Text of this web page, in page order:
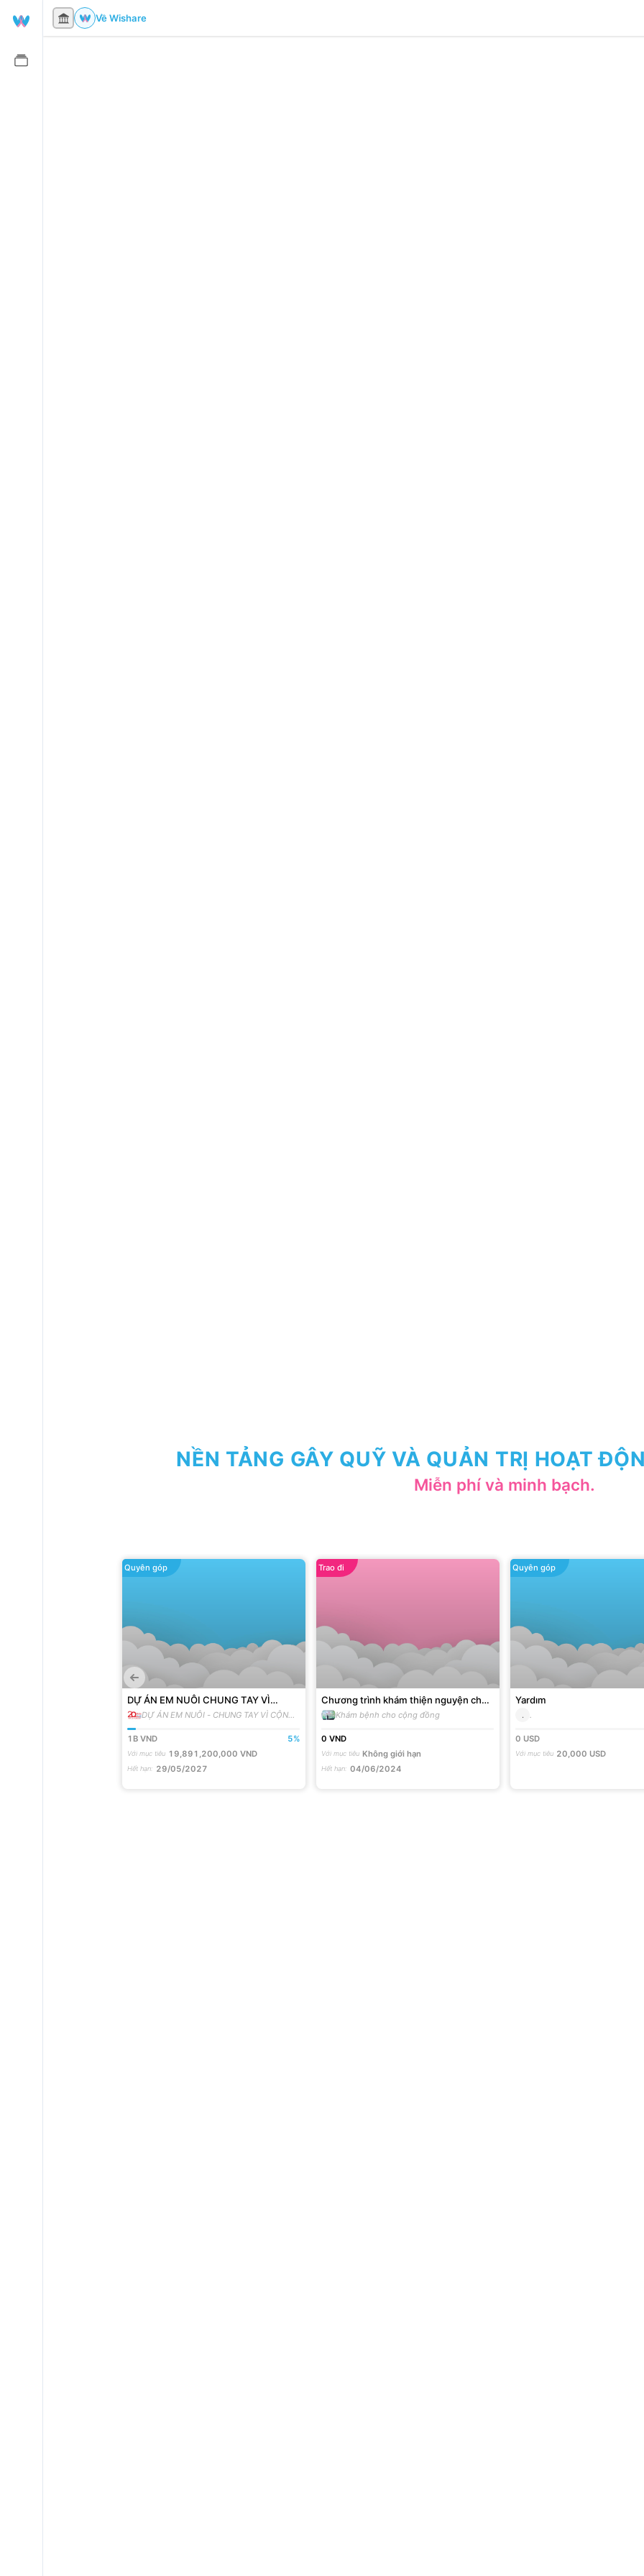
Về Wishare
NỀN TẢNG GÂY QUỸ VÀ QUẢN TRỊ HOẠT
Miễn phí và minh bạch.
Quyên góp
DỰ ÁN EM NUÔI CHUNG TAY VÌ
CỘNG ĐỒNG [MÙA 3] ĐỒNG HÀNH
VỚI 200 EM MỒ CÔI
DỰ ÁN EM NUÔI - CHUNG TAY VÌ CỘNG
1B VND 5%
Với mục tiêu 19,891,200,000 VND
Hết hạn: 29/05/2027
Trao đi
Chương trình khám thiện nguyện cho
người nghèo, người có hoàn cảnh khó
khăn năm 2024
Khám bệnh cho cộng đồng
0 VND
Với mục tiêu Không giới hạn
Hết hạn: 04/06/2024
Quyên góp
Yardım
. .
0 USD
Với mục tiêu 20,000 USD